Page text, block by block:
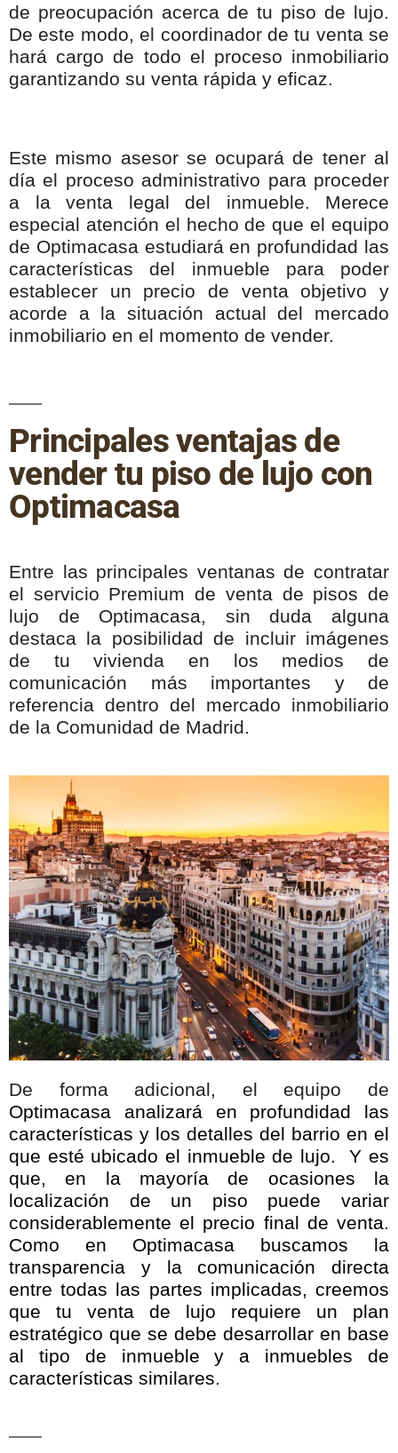
de preocupación acerca de tu piso de lujo.
De este modo, el coordinador de tu venta se
hará cargo de todo el proceso inmobiliario
garantizando su venta rápida y eficaz.
Este mismo asesor se ocupará de tener al
día el proceso administrativo para proceder
a la venta legal del inmueble. Merece
especial atención el hecho de que el equipo
de Optimacasa estudiará en profundidad las
características del inmueble para poder
establecer un precio de venta objetivo y
acorde a la situación actual del mercado
inmobiliario en el momento de vender.
Principales ventajas de
vender tu piso de lujo con
Optimacasa
Entre las principales ventanas de contratar
el servicio Premium de venta de pisos de
lujo de Optimacasa, sin duda alguna
destaca la posibilidad de incluir imágenes
de tu vivienda en los medios de
comunicación más importantes y de
referencia dentro del mercado inmobiliario
de la Comunidad de Madrid.
De forma adicional, el equipo de
Optimacasa analizará en profundidad las
características y los detalles del barrio en el
que esté ubicado el inmueble de lujo. Y es
que, en la mayoría de ocasiones la
localización de un piso puede variar
considerablemente el precio final de venta.
Como en Optimacasa buscamos la
transparencia y la comunicación directa
entre todas las partes implicadas, creemos
que tu venta de lujo requiere un plan
estratégico que se debe desarrollar en base
al tipo de inmueble y a inmuebles de
características similares.